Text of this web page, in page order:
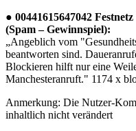
● 00441615647042
(Spam – Gewinnspiel):
„Angeblich vom
beantworten sind.
Blockieren hilft nur eine
Manchesteranruft." 1174 x
Anmerkung: Die Nutzer-
inhaltlich nicht verändert